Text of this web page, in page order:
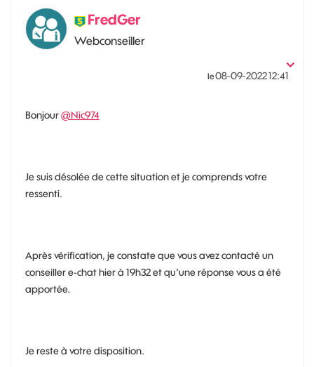
FredGer
Webconseiller
le‎08-09-202212:41
Bonjour@Nic974
Je suis désolée de cette situation et je comprends votre
ressenti.
Après vérification, je constate que vous avez contacté un
conseiller e-chat hier à 19h32 et qu'une réponse vous a été
apportée.
Je reste à votre disposition.